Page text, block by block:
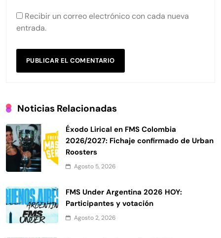
Recibir un correo electrónico con cada nueva
entrada.
Noticias Relacionadas
Éxodo Lirical en FMS Colombia
2026/2027: Fichaje confirmado de Urban
Roosters
Agosto 5, 2026
FMS Under Argentina 2026 HOY:
Participantes y votación
Agosto 2, 2026